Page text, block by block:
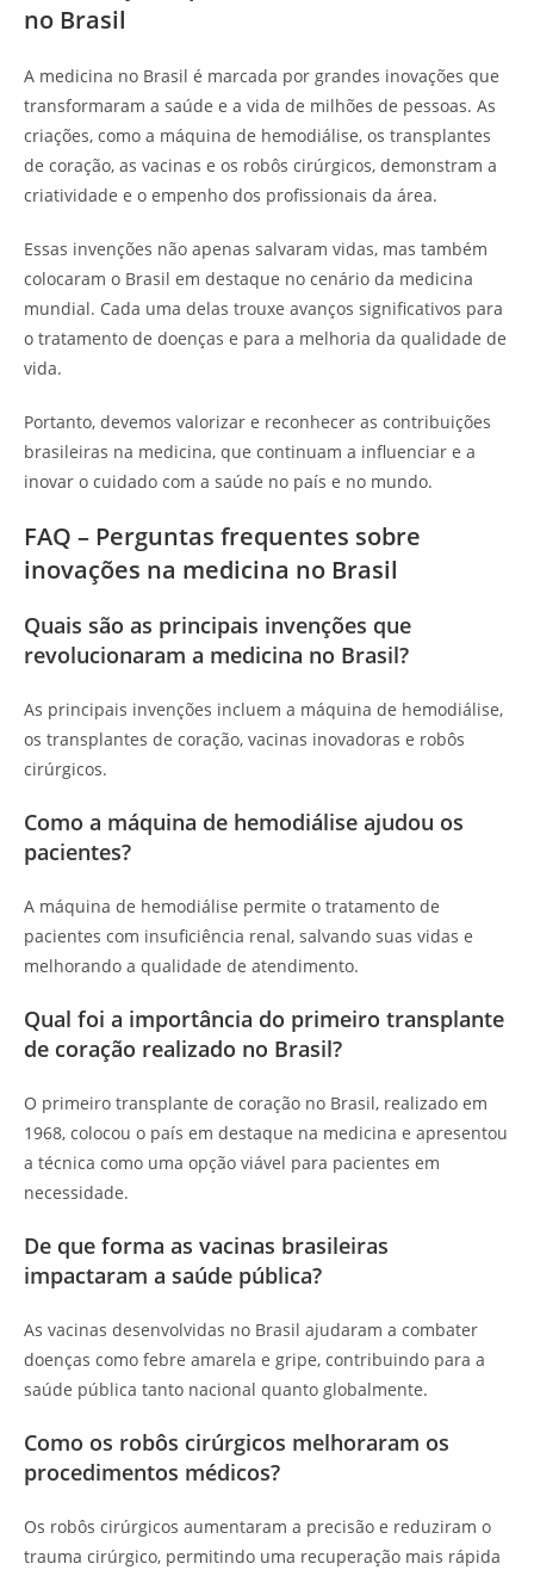
no Brasil
A medicina no Brasil é marcada por grandes inovações que
transformaram a saúde e a vida de milhões de pessoas. As
criações, como a máquina de hemodiálise, os transplantes
de coração, as vacinas e os robôs cirúrgicos, demonstram a
criatividade e o empenho dos profissionais da área.
Essas invenções não apenas salvaram vidas, mas também
colocaram o Brasil em destaque no cenário da medicina
mundial. Cada uma delas trouxe avanços significativos para
o tratamento de doenças e para a melhoria da qualidade de
vida.
Portanto, devemos valorizar e reconhecer as contribuições
brasileiras na medicina, que continuam a influenciar e a
inovar o cuidado com a saúde no país e no mundo.
FAQ – Perguntas frequentes sobre
inovações na medicina no Brasil
Quais são as principais invenções que
revolucionaram a medicina no Brasil?
As principais invenções incluem a máquina de hemodiálise,
os transplantes de coração, vacinas inovadoras e robôs
cirúrgicos.
Como a máquina de hemodiálise ajudou os
pacientes?
A máquina de hemodiálise permite o tratamento de
pacientes com insuficiência renal, salvando suas vidas e
melhorando a qualidade de atendimento.
Qual foi a importância do primeiro transplante
de coração realizado no Brasil?
O primeiro transplante de coração no Brasil, realizado em
1968, colocou o país em destaque na medicina e apresentou
a técnica como uma opção viável para pacientes em
necessidade.
De que forma as vacinas brasileiras
impactaram a saúde pública?
As vacinas desenvolvidas no Brasil ajudaram a combater
doenças como febre amarela e gripe, contribuindo para a
saúde pública tanto nacional quanto globalmente.
Como os robôs cirúrgicos melhoraram os
procedimentos médicos?
Os robôs cirúrgicos aumentaram a precisão e reduziram o
trauma cirúrgico, permitindo uma recuperação mais rápida